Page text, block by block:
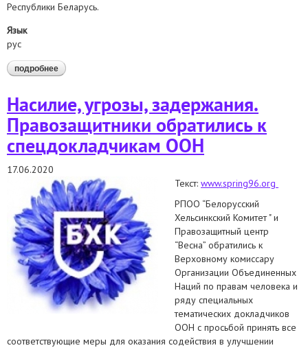
Республики Беларусь.
Язык
рус
подробнее о правозащитники обратились к спецдокладчикам по
поводу нарушения прав виктора бабарико и
Насилие, угрозы, задержания.
Правозащитники обратились к
спецдокладчикам ООН
17.06.2020
Текст: www.spring96.org
РПОО “Белорусский
Хельсинкский Комитет " и
Правозащитный центр
“Весна” обратились к
Верховному комиссару
Организации Объединенных
Наций по правам человека и
ряду специальных
тематических докладчиков
ООН с просьбой принять все
соответствующие меры для оказания содействия в улучшении